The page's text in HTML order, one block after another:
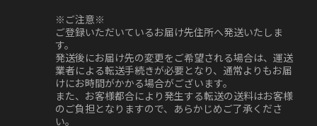
※ご注意※
ご登録いただいているお届け先住所へ発送いたしま
す。
発送後にお届け先の変更をご希望される場合は、運送
業者による転送手続きが必要となり、通常よりもお届
けにお時間がかかる場合がございます。
また、お客様都合により発生する転送の送料はお客様
のご負担となりますので、あらかじめご了承くださ
い。